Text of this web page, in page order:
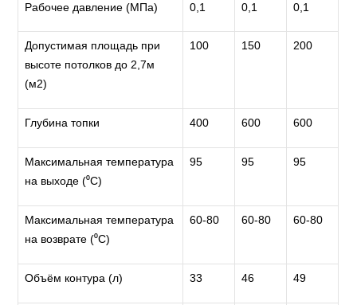
Рабочее давление (МПа) 0,1 0,1 0,1
Допустимая площадь при
высоте потолков до 2,7м
(м2)
100 150 200
Глубина топки 400 600 600
Максимальная температура
на выходе (⁰C)
95 95 95
Максимальная температура
на возврате (⁰C)
60-80 60-80 60-80
Объём контура (л) 33 46 49